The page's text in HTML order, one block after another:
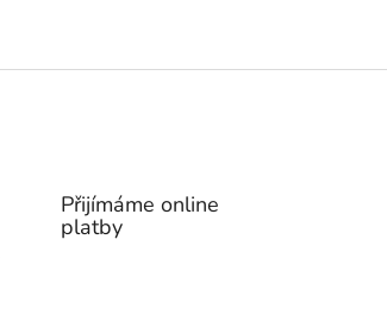
Přijímáme online
platby